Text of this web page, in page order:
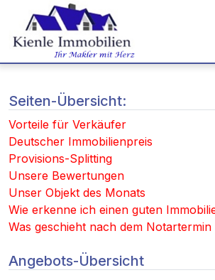
Seiten-Übersicht:
Vorteile für Verkäufer
Deutscher Immobilienpreis
Provisions-Splitting
Unsere Bewertungen
Unser Objekt des Monats
Wie erkenne ich einen guten
Was geschieht nach dem Notartermin
Angebots-Übersicht